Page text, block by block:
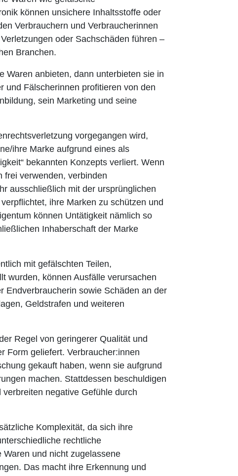
können unsichere Inhaltsstoffe oder
Verbrauchern und Verbraucherinnen
oder Sachschäden führen –
Branchen.
Waren anbieten, dann unterbieten sie in
und Fälscherinnen profitieren von den
sein Marketing und seine
vorgegangen wird,
ihre Marke aufgrund eines als
bekannten Konzepts verliert. Wenn
frei verwenden, verbinden
ausschließlich mit der ursprünglichen
ihre Marken zu schützen und
können Untätigkeit nämlich so
Inhaberschaft der Marke
mit gefälschten Teilen,
wurden, können Ausfälle verursachen
Endverbraucherin sowie Schäden an der
Geldstrafen und weiteren
Regel von geringerer Qualität und
Form geliefert. Verbraucher:innen
gekauft haben, wenn sie aufgrund
machen. Stattdessen beschuldigen
negative Gefühle durch
Komplexität, da sich ihre
rechtliche
und nicht zugelassene
Das macht ihre Erkennung und